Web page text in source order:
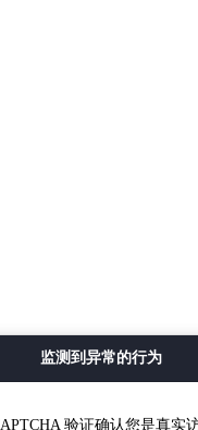
监测到异常的行为
验证确认您是真实